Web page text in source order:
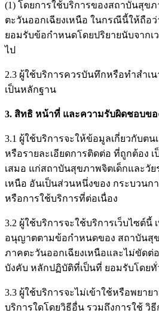
(1) โดยการใช้บริการของสถาบันสุข
ตะวันออกเฉียงเหนือ ในกรณีนี้ให้ถือ
ยอมรับข้อกำหนดโดยปริยายนับจากเ
ไป
2.3 ผู้ใช้บริการควรบันทึกหรือทำสำเ
เป็นหลักฐาน
3. สิทธิ หน้าที่ และความรับผิดชอบขอ
3.1 ผู้ใช้บริการจะให้ข้อมูลเกี่ยวกับต
หรือรายละเอียดการติดต่อ ที่ถูกต้อง เ
เสมอ แก่สถาบันสุขภาพจิตเด็กและวั
เหนือ อันเป็นส่วนหนึ่งของ กระบวนก
หรือการใช้บริการที่ต่อเนื่อง
3.2 ผู้ใช้บริการจะใช้บริการเว็บไซต์นี้
อนุญาตตามข้อกำหนดของ สถาบันสุ
ภาคตะวันออกเฉียงเหนือและไม่ขัดต่
บังคับ หลักปฏิบัติที่เป็นที่ ยอมรับโดยทั่
3.3 ผู้ใช้บริการจะไม่เข้าใช้หรือพยาย
บริการใดโดยวิธีอื่น รวมถึงการใช้ วิ